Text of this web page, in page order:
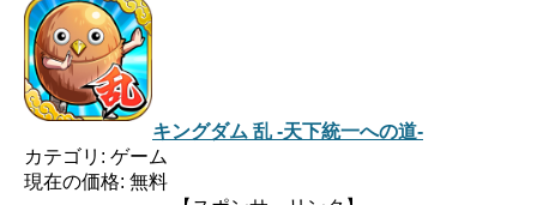
キングダム 乱 -天下統一への道-
カテゴリ: ゲーム
現在の価格: 無料